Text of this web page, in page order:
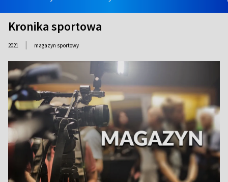
Kronika sportowa
2021 | magazyn sportowy